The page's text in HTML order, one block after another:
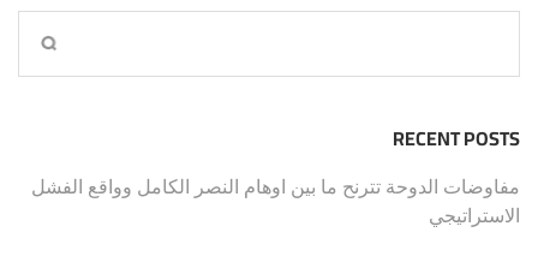
RECENT POSTS
مفاوضات الدوحة تترنح ما بين اوهام النصر الكامل وواقع الفشل
الاستراتيجي